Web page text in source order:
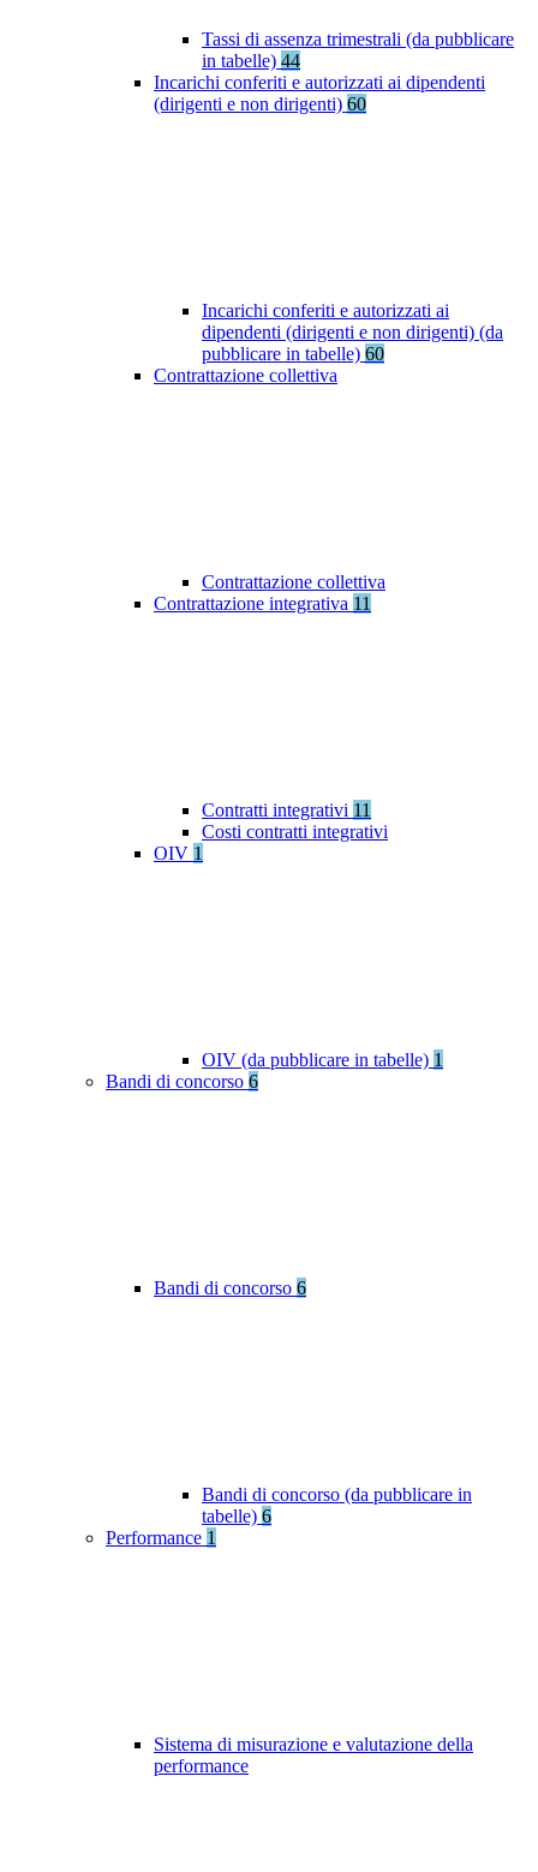
Tassi di assenza trimestrali (da pubblicare
in tabelle) 44
Incarichi conferiti e autorizzati ai dipendenti
(dirigenti e non dirigenti) 60
Incarichi conferiti e autorizzati ai
dipendenti (dirigenti e non dirigenti) (da
pubblicare in tabelle) 60
Contrattazione collettiva
Contrattazione collettiva
Contrattazione integrativa 11
Contratti integrativi 11
Costi contratti integrativi
OIV 1
OIV (da pubblicare in tabelle) 1
Bandi di concorso 6
Bandi di concorso 6
Bandi di concorso (da pubblicare in
tabelle) 6
Performance 1
Sistema di misurazione e valutazione della
performance